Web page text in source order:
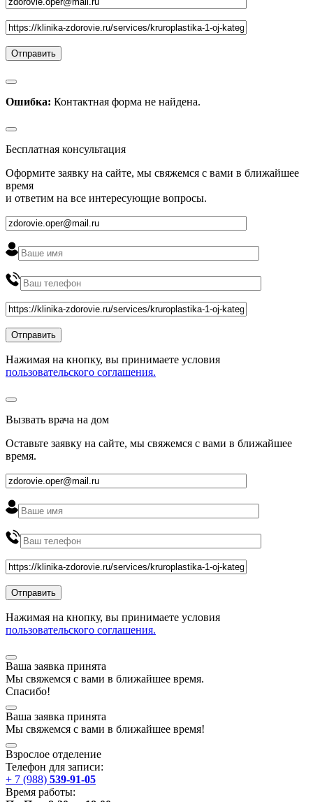
Ошибка: Контактная форма не найдена.
Бесплатная консультация
Оформите заявку на сайте, мы свяжемся с вами в ближайшее
время
и ответим на все интересующие вопросы.
Нажимая на кнопку, вы принимаете условия
пользовательского соглашения.
Вызвать врача на дом
Оставьте заявку на сайте, мы свяжемся с вами в ближайшее
время.
Нажимая на кнопку, вы принимаете условия
пользовательского соглашения.
Ваша заявка принята
Мы свяжемся с вами в ближайшее время.
Спасибо!
Ваша заявка принята
Мы свяжемся с вами в ближайшее время!
Взрослое отделение
Телефон для записи:
+ 7 (988) 539-91-05
Время работы: